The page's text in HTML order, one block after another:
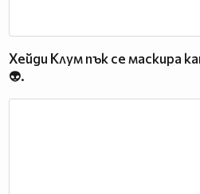
Хейди Клум пък се маскира
👽.